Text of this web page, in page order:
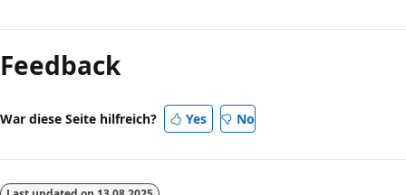
Feedback
War diese Seite hilfreich? Yes No